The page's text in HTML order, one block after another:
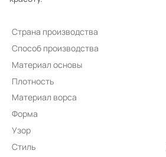
Страна производства
Способ производства
Материал основы
Плотность
Материал ворса
Форма
Узор
Стиль